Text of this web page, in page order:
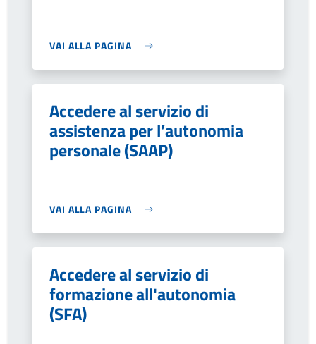
VAI ALLA PAGINA
Accedere al servizio di
assistenza per l’autonomia
personale (SAAP)
VAI ALLA PAGINA
Accedere al servizio di
formazione all'autonomia
(SFA)